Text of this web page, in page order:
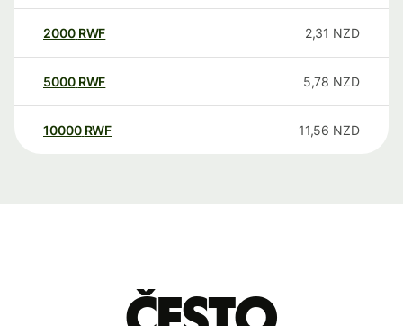
2000 RWF 2,31 NZD
5000 RWF 5,78 NZD
10000 RWF 11,56 NZD